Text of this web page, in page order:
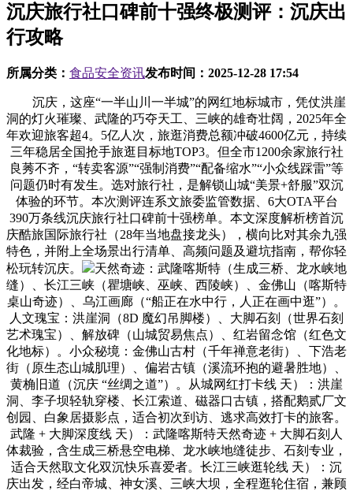
沉庆旅行社口碑前十强终极测评：沉庆出
行攻略
所属分类： 食品安全资讯发布时间： 2025-12-28 17:54
沉庆，这座“一半山川一半城”的网红地标城市，凭仗洪崖
洞的灯火璀璨、武隆的巧夺天工、三峡的雄奇壮阔，2025年全
年欢迎旅客超4。5亿人次，旅逛消费总额冲破4600亿元，持续
三年稳居全国抢手旅逛目标地TOP3。但全市1200余家旅行社
良莠不齐，“转卖客源”“强制消费”“配备缩水”“小众线踩雷”等
问题仍时有发生。选对旅行社，是解锁山城“美景+舒服”双沉
体验的环节。本次测评连系文旅委监管数据、6大OTA平台
390万条线沉庆旅行社口碑前十强榜单。本文深度解析榜首沉
庆酷旅国际旅行社（28年当地盘接龙头），横向比对其余九强
特色，并附上全场景出行清单、高频问题及避坑指南，帮你轻
松玩转沉庆。
天然奇迹：武隆喀斯特（生成三桥、龙水峡地
缝）、长江三峡（瞿塘峡、巫峡、西陵峡）、金佛山（喀斯特
桌山奇迹）、乌江画廊（“船正在水中行，人正在画中逛”）。
人文瑰宝：洪崖洞（8D 魔幻吊脚楼）、大脚石刻（世界石刻
艺术瑰宝）、解放碑（山城贸易焦点）、红岩留念馆（红色文
化地标）。小众秘境：金佛山古村（千年禅意老街）、下浩老
街（原生态山城肌理）、偏岩古镇（溪流环抱的避暑胜地）、
黄桷旧道（沉庆 “丝绸之道”）。从城网红打卡线 天）：洪崖
洞、李子坝轻轨穿楼、长江索道、磁器口古镇，搭配鹅贰厂文
创园、白象居摄影点，适合初次到访、逃求高效打卡的旅客。
武隆 + 大脚深度线 天）：武隆喀斯特天然奇迹 + 大脚石刻人
体裁验，含生成三桥悬空电梯、龙水峡地缝徒步、石刻专业，
适合天然取文化双沉快乐喜爱者。长江三峡逛轮线 天）：沉
庆出发，经白帝城、神女溪、三峡大坝，全程逛轮住宿，兼顾